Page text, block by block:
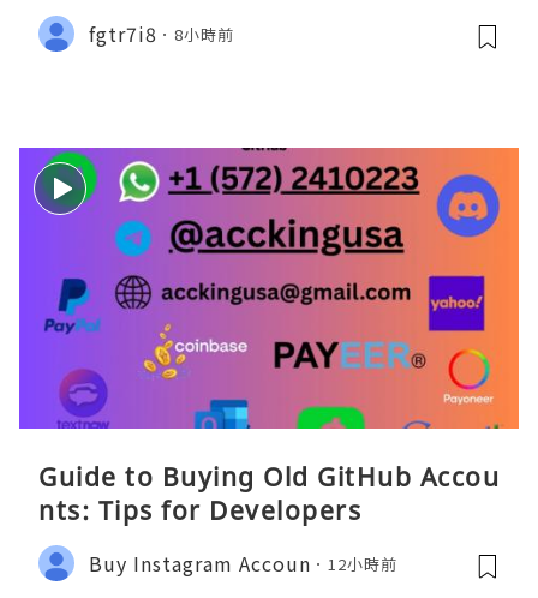
fgtr7i8 8小時前
Guide to Buying Old GitHub Accou
nts: Tips for Developers
Buy Instagram Accoun 12小時前